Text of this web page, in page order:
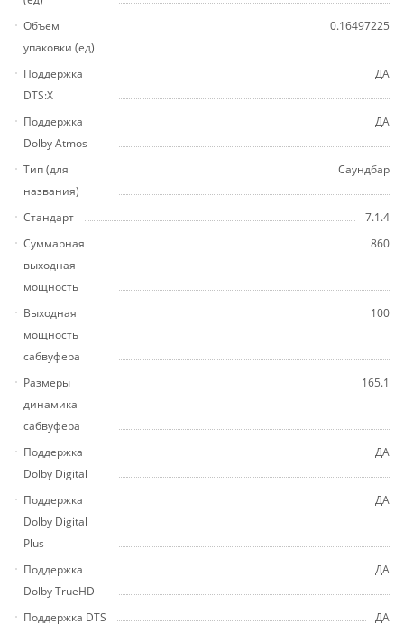
Объем
упаковки (ед)
0.16497225
Поддержка
DTS:X
ДА
Поддержка
Dolby Atmos
ДА
Тип (для
названия)
Саундбар
Стандарт
7.1.4
Суммарная
выходная
мощность
860
Выходная
мощность
сабвуфера
100
Размеры
динамика
сабвуфера
165.1
Поддержка
Dolby Digital
ДА
Поддержка
Dolby Digital
Plus
ДА
Поддержка
Dolby TrueHD
ДА
Поддержка DTS
ДА